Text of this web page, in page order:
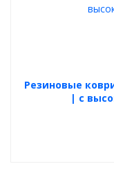
Резиновые
| с